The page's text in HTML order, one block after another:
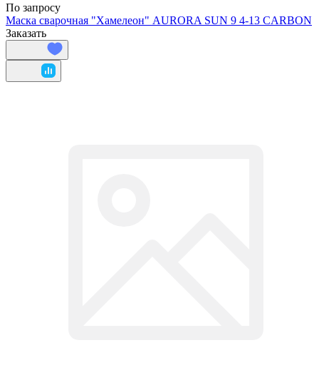
По запросу
Маска сварочная "Хамелеон" AURORA SUN 9 4-13 CARBON
Заказать